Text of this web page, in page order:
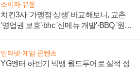
소비자·유통
치킨3사 '가맹점 상생' 비교해보니, 교촌
'영업권 보호'·bhc '신메뉴 개발'·BBQ '원가
인터넷·게임·콘텐츠
YG엔터 하반기 빅뱅 월드투어로 실적 성